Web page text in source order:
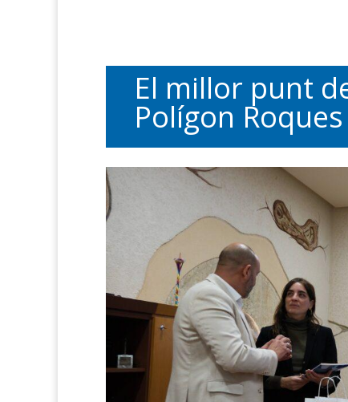
El millor punt
Polígon